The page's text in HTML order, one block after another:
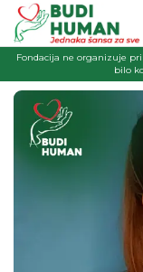
Fondacija ne organizuje
bilo